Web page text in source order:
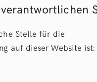
Stelle für die
auf dieser Website ist: